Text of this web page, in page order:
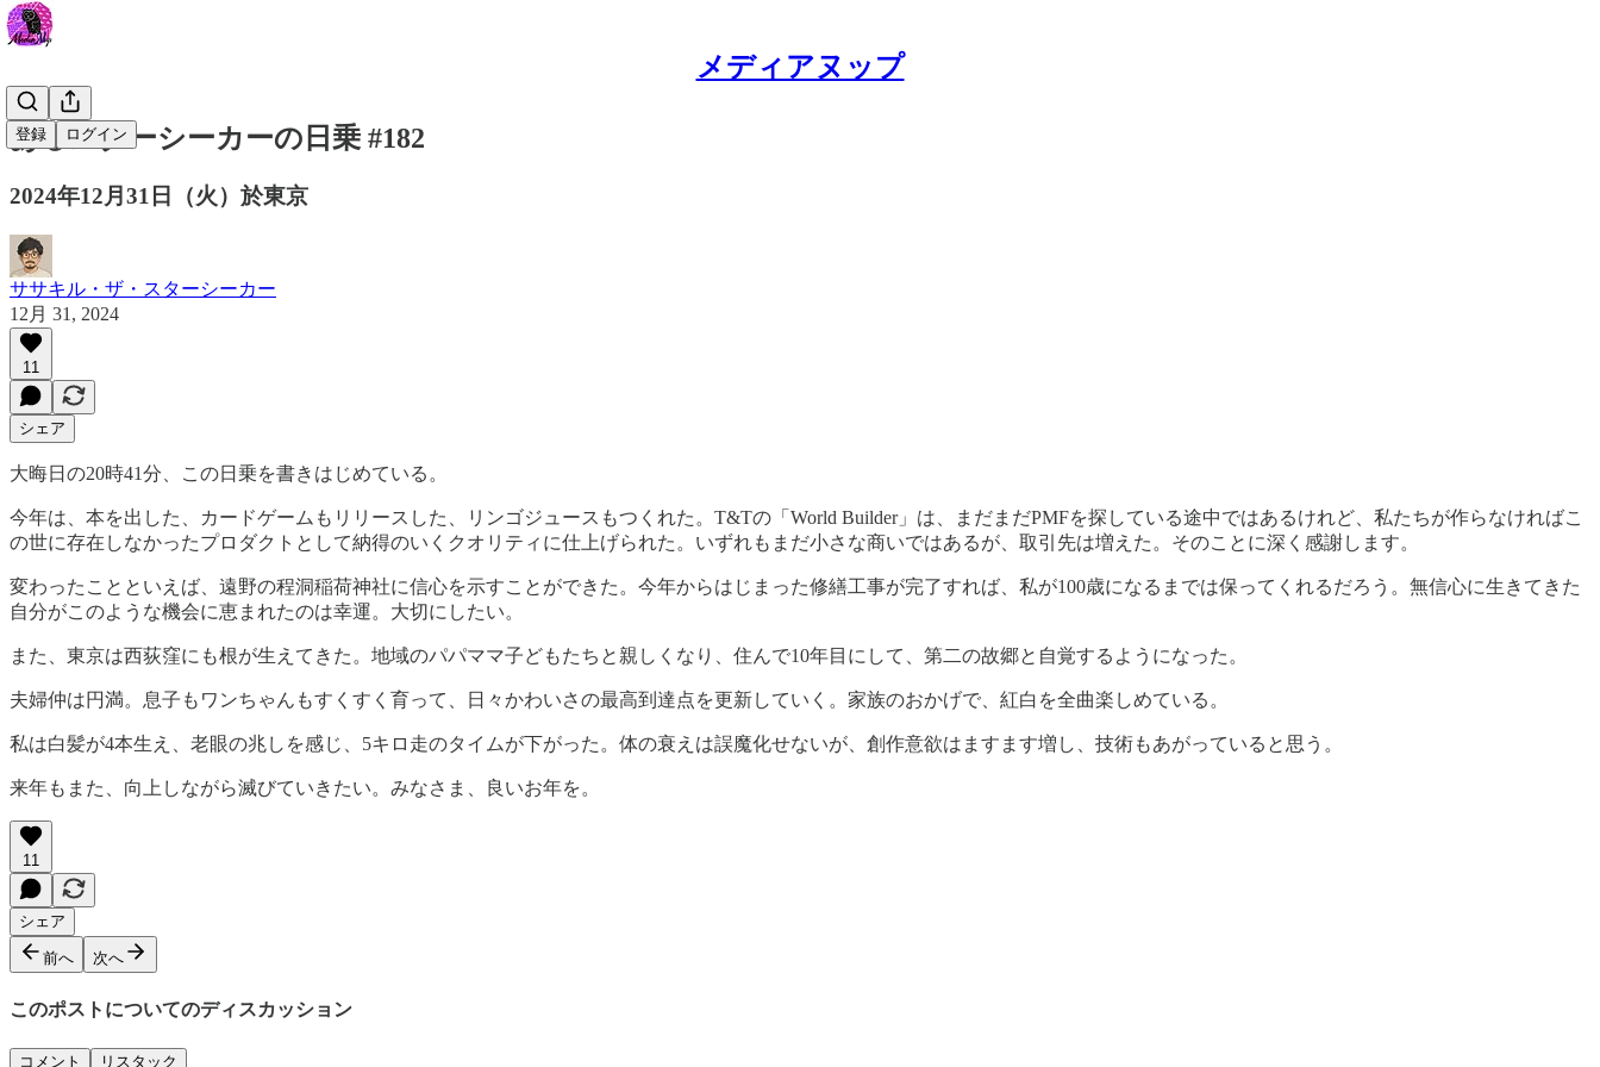
メディアヌップ
登録 ログイン
あるスターシーカーの日乗 #182
2024年12月31日（火）於東京
ササキル・ザ・スターシーカー
12月 31, 2024
11
シェア
大晦日の20時41分、この日乗を書きはじめている。
今年は、本を出した、カードゲームもリリースした、リンゴジュースもつくれた。T&Tの「World Builder」は、まだまだPMFを探している途中ではあるけれど、私たちが作らなければこ
の世に存在しなかったプロダクトとして納得のいくクオリティに仕上げられた。いずれもまだ小さな商いではあるが、取引先は増えた。そのことに深く感謝します。
変わったことといえば、遠野の程洞稲荷神社に信心を示すことができた。今年からはじまった修繕工事が完了すれば、私が100歳になるまでは保ってくれるだろう。無信心に生きてきた
自分がこのような機会に恵まれたのは幸運。大切にしたい。
また、東京は西荻窪にも根が生えてきた。地域のパパママ子どもたちと親しくなり、住んで10年目にして、第二の故郷と自覚するようになった。
夫婦仲は円満。息子もワンちゃんもすくすく育って、日々かわいさの最高到達点を更新していく。家族のおかげで、紅白を全曲楽しめている。
私は白髪が4本生え、老眼の兆しを感じ、5キロ走のタイムが下がった。体の衰えは誤魔化せないが、創作意欲はますます増し、技術もあがっていると思う。
来年もまた、向上しながら滅びていきたい。みなさま、良いお年を。
11
シェア
前へ 次へ
このポストについてのディスカッション
コメント リスタック